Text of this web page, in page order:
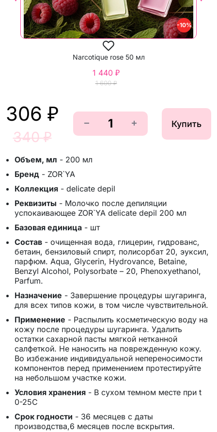
-10%
Narcotique rose 50 мл
1 600 ₽
1 440 ₽
306 ₽
340 ₽
Купить
Объем, мл - 200 мл
Бренд - ZOR`YA
Коллекция - delicate depil
Реквизиты - Молочко после депиляции
успокаивающее ZOR`YA delicate depil 200 мл
Базовая единица - шт
Состав - очищенная вода, глицерин, гидрованс,
бетаин, бензиловый спирт, полисорбат 20, эуксил,
парфюм. Aqua, Glycerin, Hydrovance, Betaine,
Benzyl Alcohol, Polysorbate – 20, Phenoxyethanol,
Parfum.
Назначение - Завершение процедуры шугаринга,
для всех типов кожи, в том числе чувствительной.
Применение - Распылить косметическую воду на
кожу после процедуры шугаринга. Удалить
остатки сахарной пасты мягкой нетканной
салфеткой. Не наносить на поврежденную кожу.
Во избежание индивидуальной непереносимости
компонентов перед применением протестируйте
на небольшом участке кожи.
Условия хранения - В сухом темном месте при t
0-25C
Срок годности - 36 месяцев с даты
производства,6 месяцев после вскрытия.